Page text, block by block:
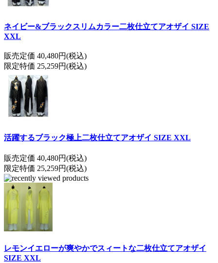
ネイビー&ブラックスリムカラー二枚仕立てアオザイ SIZE
XXL
販売定価 40,480円(税込)
限定特価 25,259円(税込)
活躍するブラック極上二枚仕立てアオザイ SIZE XXL
販売定価 40,480円(税込)
限定特価 25,259円(税込)
レモンイエローが爽やかでスィートな二枚仕立てアオザイ
SIZE XXL